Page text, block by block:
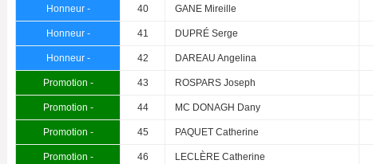
Honneur - 40 GANE Mireille
Honneur - 41 DUPRÉ Serge
Honneur - 42 DAREAU Angelina
Promotion - 43 ROSPARS Joseph
Promotion - 44 MC DONAGH Dany
Promotion - 45 PAQUET Catherine
Promotion - 46 LECLÈRE Catherine